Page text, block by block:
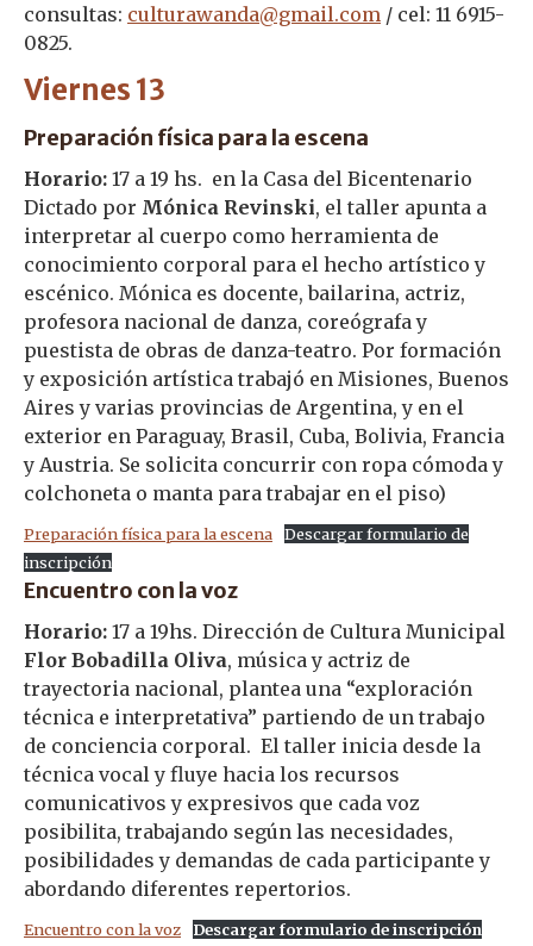
consultas: culturawanda@gmail.com / cel: 11 6915-
0825.
Viernes 13
Preparación física para la escena
Horario: 17 a 19 hs. en la Casa del Bicentenario
Dictado por Mónica Revinski, el taller apunta a
interpretar al cuerpo como herramienta de
conocimiento corporal para el hecho artístico y
escénico. Mónica es docente, bailarina, actriz,
profesora nacional de danza, coreógrafa y
puestista de obras de danza-teatro. Por formación
y exposición artística trabajó en Misiones, Buenos
Aires y varias provincias de Argentina, y en el
exterior en Paraguay, Brasil, Cuba, Bolivia, Francia
y Austria. Se solicita concurrir con ropa cómoda y
colchoneta o manta para trabajar en el piso)
Preparación física para la escena
Descargar formulario de
inscripción
Encuentro con la voz
Horario: 17 a 19hs. Dirección de Cultura Municipal
Flor Bobadilla Oliva, música y actriz de
trayectoria nacional, plantea una “exploración
técnica e interpretativa” partiendo de un trabajo
de conciencia corporal. El taller inicia desde la
técnica vocal y fluye hacia los recursos
comunicativos y expresivos que cada voz
posibilita, trabajando según las necesidades,
posibilidades y demandas de cada participante y
abordando diferentes repertorios.
Encuentro con la voz Descargar formulario de inscripción